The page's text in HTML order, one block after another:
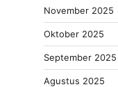
November 2025
Oktober 2025
September 2025
Agustus 2025